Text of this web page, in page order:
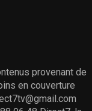
provenant de
en couverture